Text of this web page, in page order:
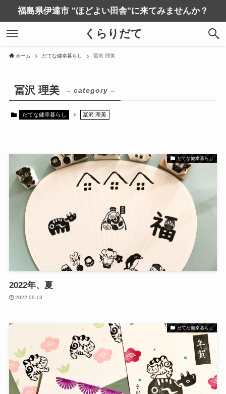
福島県伊達市 "ほどよい田舎"に来てみませんか？
くらりだて
ホーム だてな健幸暮らし 冨沢 理美
冨沢 理美 – category –
だてな健幸暮らし 冨沢 理美
だてな健幸暮らし
2022年、夏
2022.09.13
だてな健幸暮らし